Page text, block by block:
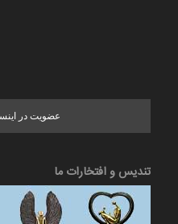
عضویت در
تندیس و افتخارات ما